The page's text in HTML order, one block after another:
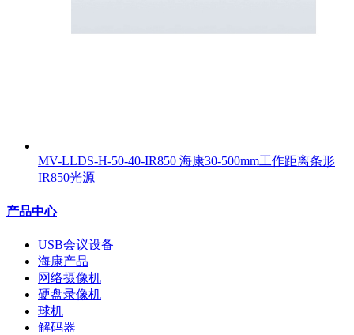
MV-LLDS-H-50-40-IR850 海康30-500mm工作距离条形
IR850光源
产品中心
USB会议设备
海康产品
网络摄像机
硬盘录像机
球机
解码器